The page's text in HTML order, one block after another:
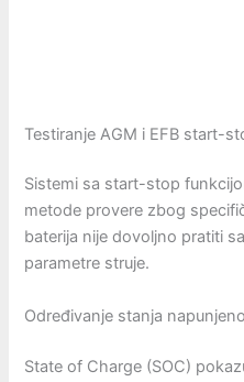
Testiranje AGM i EFB start-
Sistemi sa start-stop
metode provere zbog
baterija nije dovoljno pratiti
parametre struje.
Određivanje stanja
State of Charge (SOC)